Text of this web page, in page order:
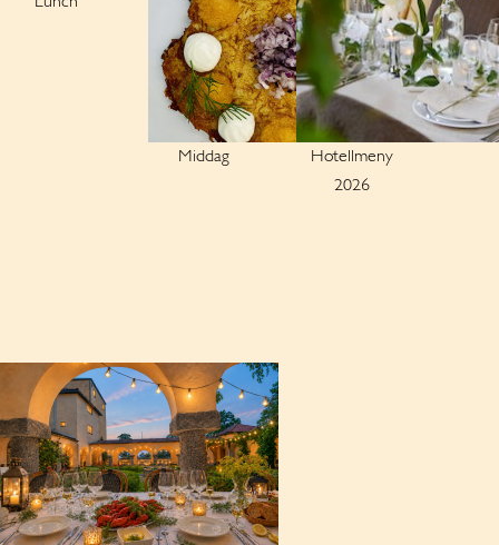
Middag
Hotellmeny
2026